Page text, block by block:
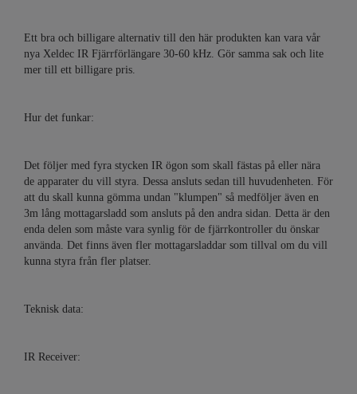
Ett bra och billigare alternativ till den här produkten kan vara vår
nya Xeldec IR Fjärrförlängare 30-60 kHz. Gör samma sak och lite
mer till ett billigare pris.
Hur det funkar:
Det följer med fyra stycken IR ögon som skall fästas på eller nära
de apparater du vill styra. Dessa ansluts sedan till huvudenheten. För
att du skall kunna gömma undan "klumpen" så medföljer även en
3m lång mottagarsladd som ansluts på den andra sidan. Detta är den
enda delen som måste vara synlig för de fjärrkontroller du önskar
använda. Det finns även fler mottagarsladdar som tillval om du vill
kunna styra från fler platser.
Teknisk data:
IR Receiver: